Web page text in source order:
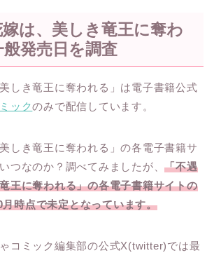
嫁は、美しき竜王に奪わ
発売日を調査
しき竜王に奪われる」は電子書籍公式
ックのみで配信しています。
しき竜王に奪われる」の各電子書籍サ
つなのか？調べてみましたが、「不遇
王に奪われる」の各電子書籍サイトの
時点で未定となっています。
コミック編集部の公式X(twitter)では最